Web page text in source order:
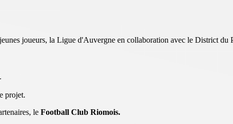
joueurs, la Ligue d'Auvergne en collaboration avec le District
projet.
le Football Club Riomois.